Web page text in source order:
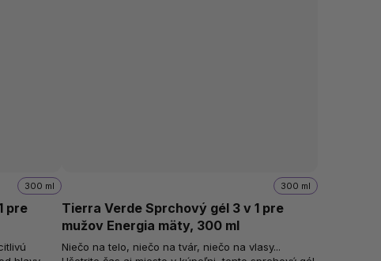
pre
300 ml
Tierra Verde Sprchový gél 3 v 1 pre
mužov Energia mäty, 300 ml
300 ml
Niečo na telo, niečo na tvár, niečo na vlasy...